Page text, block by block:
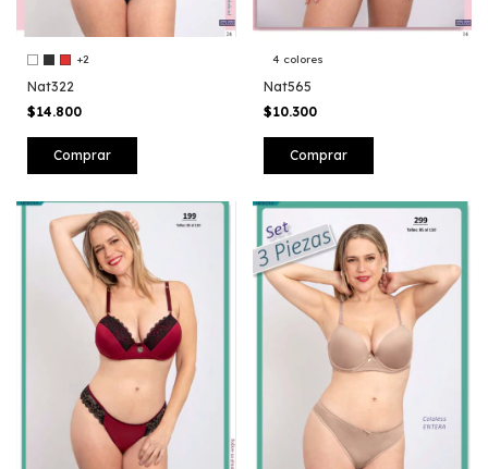
+2
Nat322
$14.800
Comprar
4 colores
Nat565
$10.300
Comprar